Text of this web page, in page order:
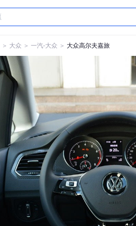
＞ 大众 ＞ 一汽-大众 ＞ 大众高尔夫嘉旅